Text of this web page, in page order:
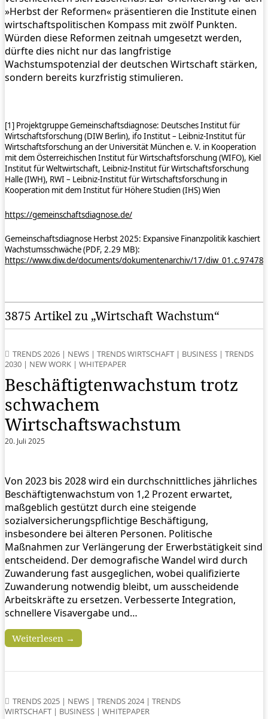
»Herbst der Reformen« präsentieren die Institute einen
wirtschaftspolitischen Kompass mit zwölf Punkten.
Würden diese Reformen zeitnah umgesetzt werden,
dürfte dies nicht nur das langfristige
Wachstumspotenzial der deutschen Wirtschaft stärken,
sondern bereits kurzfristig stimulieren.
[1] Projektgruppe Gemeinschaftsdiagnose: Deutsches Institut für
Wirtschaftsforschung (DIW Berlin), ifo Institut – Leibniz-Institut für
Wirtschaftsforschung an der Universität München e. V. in Kooperation
mit dem Österreichischen Institut für Wirtschaftsforschung (WIFO), Kiel
Institut für Weltwirtschaft, Leibniz-Institut für Wirtschaftsforschung
Halle (IWH), RWI – Leibniz-Institut für Wirtschaftsforschung in
Kooperation mit dem Institut für Höhere Studien (IHS) Wien
https://gemeinschaftsdiagnose.de/
Gemeinschaftsdiagnose Herbst 2025: Expansive Finanzpolitik kaschiert
Wachstumsschwäche (PDF, 2.29 MB):
https://www.diw.de/documents/dokumentenarchiv/17/
3875 Artikel zu „Wirtschaft Wachstum“
TRENDS 2026 | NEWS | TRENDS WIRTSCHAFT | BUSINESS | TRENDS
2030 | NEW WORK | WHITEPAPER
Beschäftigtenwachstum trotz
schwachem
Wirtschaftswachstum
20. Juli 2025
Von 2023 bis 2028 wird ein durchschnittliches jährliches
Beschäftigtenwachstum von 1,2 Prozent erwartet,
maßgeblich gestützt durch eine steigende
sozialversicherungspflichtige Beschäftigung,
insbesondere bei älteren Personen. Politische
Maßnahmen zur Verlängerung der Erwerbstätigkeit sind
entscheidend. Der demografische Wandel wird durch
Zuwanderung fast ausgeglichen, wobei qualifizierte
Zuwanderung notwendig bleibt, um ausscheidende
Arbeitskräfte zu ersetzen. Verbesserte Integration,
schnellere Visavergabe und…
Weiterlesen →
TRENDS 2025 | NEWS | TRENDS 2024| TRENDS
WIRTSCHAFT | BUSINESS | WHITEPAPER